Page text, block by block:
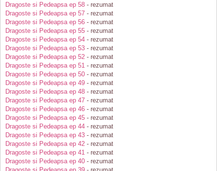
Dragoste si Pedeapsa ep 58 - rezumat
Dragoste si Pedeapsa ep 57 - rezumat
Dragoste si Pedeapsa ep 56 - rezumat
Dragoste si Pedeapsa ep 55 - rezumat
Dragoste si Pedeapsa ep 54 - rezumat
Dragoste si Pedeapsa ep 53 - rezumat
Dragoste si Pedeapsa ep 52 - rezumat
Dragoste si Pedeapsa ep 51 - rezumat
Dragoste si Pedeapsa ep 50 - rezumat
Dragoste si Pedeapsa ep 49 - rezumat
Dragoste si Pedeapsa ep 48 - rezumat
Dragoste si Pedeapsa ep 47 - rezumat
Dragoste si Pedeapsa ep 46 - rezumat
Dragoste si Pedeapsa ep 45 - rezumat
Dragoste si Pedeapsa ep 44 - rezumat
Dragoste si Pedeapsa ep 43 - rezumat
Dragoste si Pedeapsa ep 42 - rezumat
Dragoste si Pedeapsa ep 41 - rezumat
Dragoste si Pedeapsa ep 40 - rezumat